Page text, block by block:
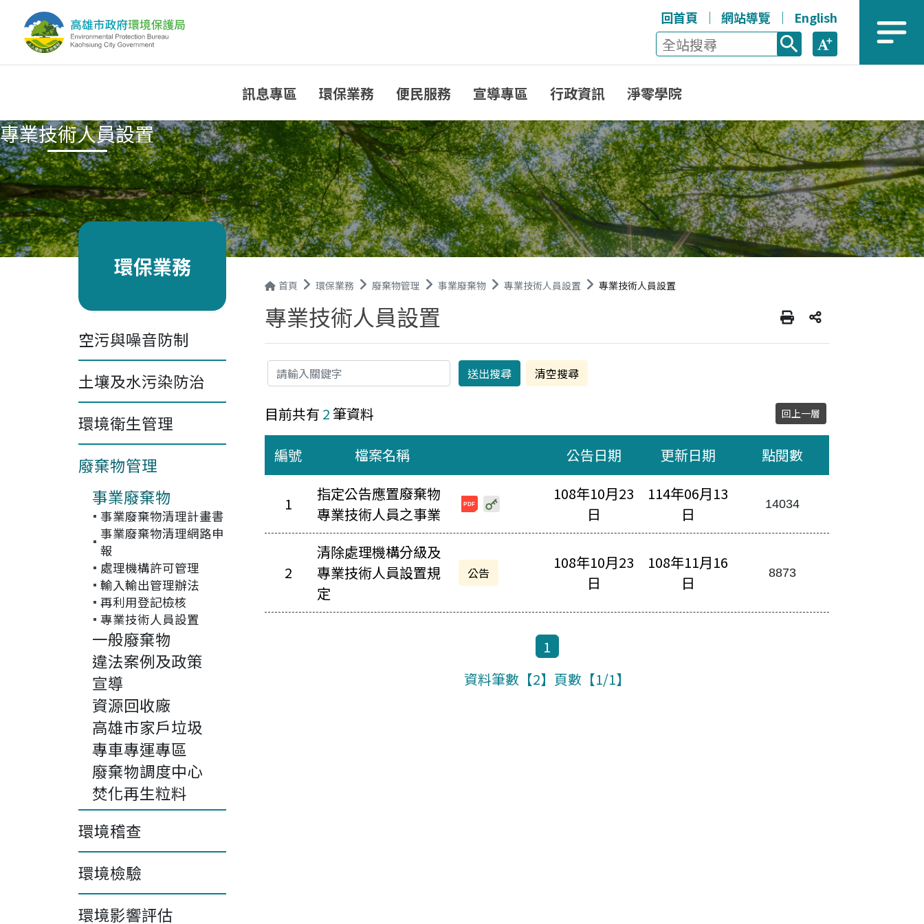
回首頁 網站導覽 English
全站搜尋 放大 選單
訊息專區 環保業務 便民服務 宣導專區 行政資訊 淨零學院
專業技術人員設置
環保業務
空污與噪音防制
土壤及水污染防治
環境衛生管理
廢棄物管理
事業廢棄物
事業廢棄物清理計畫書
事業廢棄物清理網路申
報
處理機構許可管理
輸入輸出管理辦法
再利用登記檢核
專業技術人員設置
一般廢棄物
違法案例及政策
宣導
資源回收廠
高雄市家戶垃圾
專車專運專區
廢棄物調度中心
焚化再生粒料
環境稽查
環境檢驗
環境影響評估
首頁 環保業務 廢棄物管理 事業廢棄物 專業技術人員設置 專業技術人員設置
專業技術人員設置
關鍵字
目前共有 2 筆資料 回上一層
檔案下載-列表
編號 檔案名稱 公告日期 更新日期 點閱數
1
指定公告應置廢棄物
專業技術人員之事業
20250613175003391066545.pdf
108年10月23
日
114年06月13
日
14034
2
清除處理機構分級及
專業技術人員設置規
定
公告
108年10月23
日
108年11月16
日
8873
1
資料筆數【2】頁數【1/1】